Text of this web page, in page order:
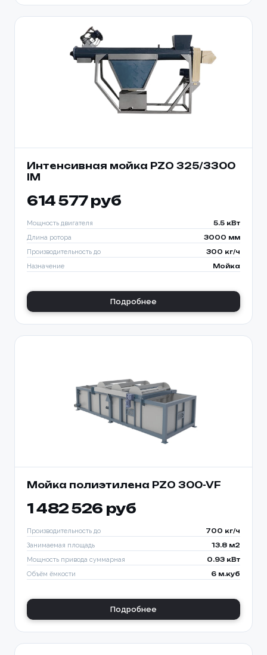
Интенсивная мойка PZO 325/3300
IM
614 577 руб
Мощность двигателя 5.5 кВт
Длина ротора 3000 мм
Производительность до 300 кг/ч
Назначение Мойка
Подробнее
Мойка полиэтилена PZO 300-VF
1 482 526 руб
Производительность до 700 кг/ч
Занимаемая площадь 13.8 м2
Мощность привода суммарная 0.93 кВт
Объём ёмкости 6 м.куб
Подробнее